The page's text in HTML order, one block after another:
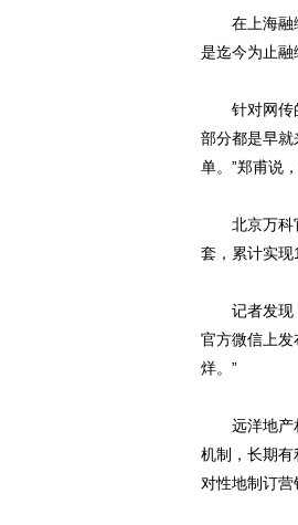
在上海融绿
是迄今为止融
针对网传的
部分都是早
单。”郑甫说
北京万科官
套，累计实现
记者发现，
官方微信上
烊。”
远洋地产相
机制，长期有
对性地制订营